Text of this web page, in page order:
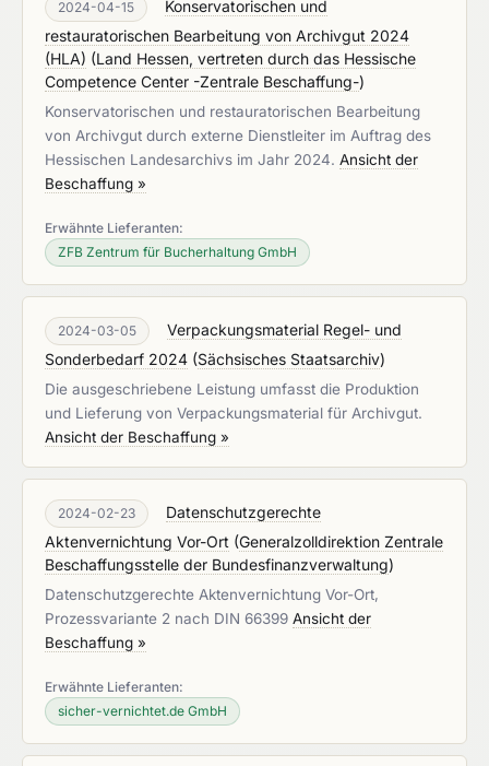
2024-04-15
Konservatorischen und
restauratorischen Bearbeitung von Archivgut 2024
(HLA) (Land Hessen, vertreten durch das Hessische
Competence Center -Zentrale Beschaffung-)
Konservatorischen und restauratorischen Bearbeitung
von Archivgut durch externe Dienstleiter im Auftrag des
Hessischen Landesarchivs im Jahr 2024. Ansicht der
Beschaffung »
Erwähnte Lieferanten:
ZFB Zentrum für Bucherhaltung GmbH
2024-03-05
Verpackungsmaterial Regel- und
Sonderbedarf 2024 (Sächsisches Staatsarchiv)
Die ausgeschriebene Leistung umfasst die Produktion
und Lieferung von Verpackungsmaterial für Archivgut.
Ansicht der Beschaffung »
2024-02-23
Datenschutzgerechte
Aktenvernichtung Vor-Ort (Generalzolldirektion Zentrale
Beschaffungsstelle der Bundesfinanzverwaltung)
Datenschutzgerechte Aktenvernichtung Vor-Ort,
Prozessvariante 2 nach DIN 66399 Ansicht der
Beschaffung »
Erwähnte Lieferanten:
sicher-vernichtet.de GmbH